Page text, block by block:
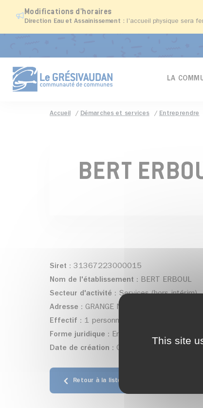
This site
Modifications d'horaires
Direction Eau et Assainissement : l'accueil physique sera
LA
Accueil Démarches et services Entreprendre
BERT
Siret : 31367223000015
Nom de l'établissement : BERT ERBOUL
Secteur d'activité : Services (hors intérim)
Adresse : GRANGE NEUVE - Allevard
Effectif : 1 personne(s)
Forme juridique : Entrepreneur individuel
Date de création : 01/01/1978
Retour à la liste